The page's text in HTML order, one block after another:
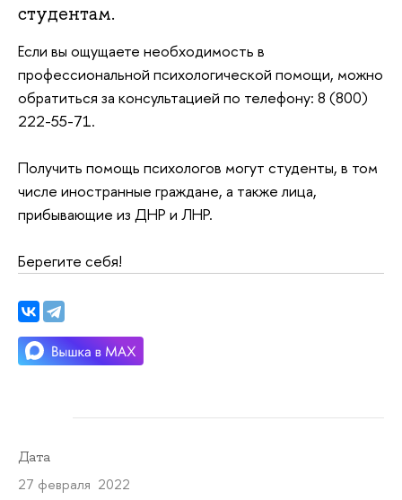
студентам.
Если вы ощущаете необходимость в
профессиональной психологической помощи, можно
обратиться за консультацией по телефону: 8 (800)
222-55-71.
Получить помощь психологов могут студенты, в том
числе иностранные граждане, а также лица,
прибывающие из ДНР и ЛНР.
Берегите себя!
Дата
27 февраля 2022